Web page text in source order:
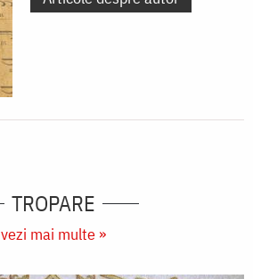
TROPARE
vezi mai multe »